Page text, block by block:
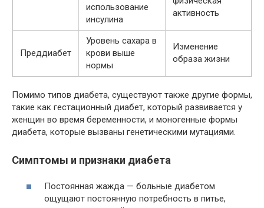
использование
инсулина
активность
Преддиабет
Уровень сахара в
крови выше
нормы
Изменение
образа жизни
Помимо типов диабета, существуют также другие формы,
такие как гестационный диабет, который развивается у
женщин во время беременности, и моногенные формы
диабета, которые вызваны генетическими мутациями.
Симптомы и признаки диабета
Постоянная жажда — больные диабетом
ощущают постоянную потребность в питье,